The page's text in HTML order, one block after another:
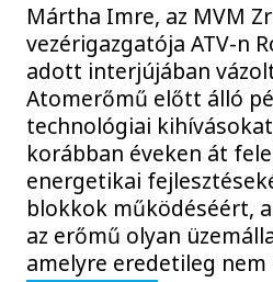
Mártha Imre, az MVM
vezérigazgatója ATV-n
adott interjújában
Atomerőmű előtt álló
technológiai
korábban éveken át
energetikai
blokkok működéséért,
az erőmű olyan
amelyre eredetileg